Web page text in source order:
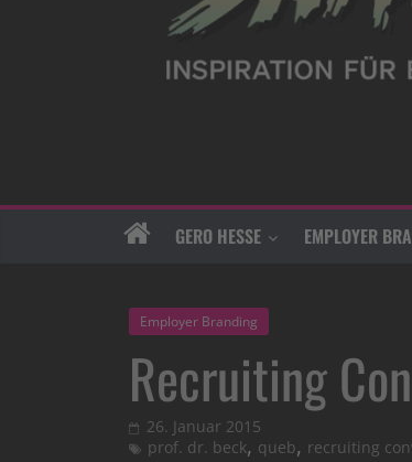
GERO HESSE EMPLOYER
Employer Branding
Recruiting
26. Januar 2015
prof. dr. beck, queb, recruiting